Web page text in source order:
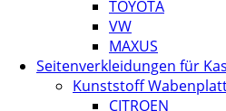
TOYOTA
VW
MAXUS
Seitenverkleidungen für
Kunststoff
CITROEN